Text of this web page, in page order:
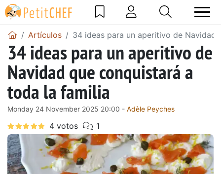
Artículos 34 ideas para un aperitivo de
34 ideas para un aperitivo de
Navidad que conquistará a
toda la familia
Monday 24 November 2025 20:00 - Adèle Peyches